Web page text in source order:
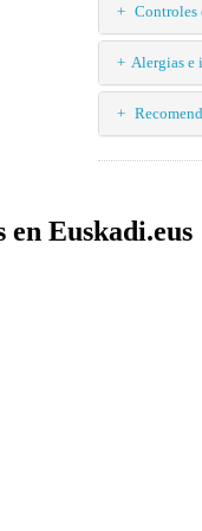
Controles
Alergias e
en Euskadi.eus